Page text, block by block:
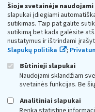
Šioje svetainėje
slapukai įdiegiami
sutikimas. Taip pat galite
sutikimą bet kada galėsite
nustatymus ir ištrindami
Slapukų politika
;
Būtinieji slapukai
Naudojami sklandžiam
svetainės funkcijas. Be
Analitiniai slapukai
Respublikos finansų
Biudžetinė įstaiga. Juridinio
adresas: Vasario 16-osios g.
vmi@vmi.lt, E. pristatymo
Duomenys apie Valstybinę
Respublikos finansų